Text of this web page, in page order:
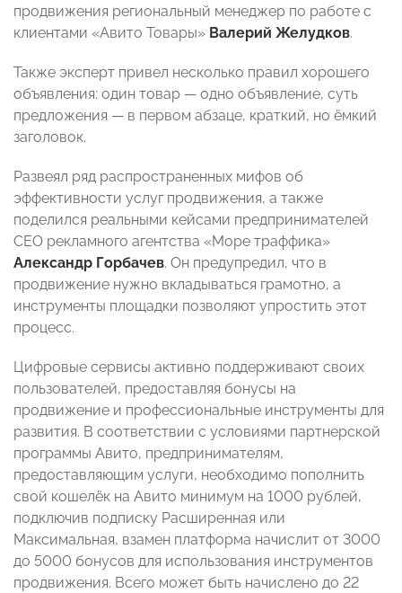
продвижения региональный менеджер по работе с
клиентами «Авито Товары» Валерий Желудков.
Также эксперт привел несколько правил хорошего
объявления: один товар — одно объявление, суть
предложения — в первом абзаце, краткий, но ёмкий
заголовок.
Развеял ряд распространенных мифов об
эффективности услуг продвижения, а также
поделился реальными кейсами предпринимателей
CEO рекламного агентства «Море траффика»
Александр Горбачев. Он предупредил, что в
продвижение нужно вкладываться грамотно, а
инструменты площадки позволяют упростить этот
процесс.
Цифровые сервисы активно поддерживают своих
пользователей, предоставляя бонусы на
продвижение и профессиональные инструменты для
развития. В соответствии с условиями партнерской
программы Авито, предпринимателям,
предоставляющим услуги, необходимо пополнить
свой кошелёк на Авито минимум на 1000 рублей,
подключив подписку Расширенная или
Максимальная, взамен платформа начислит от 3000
до 5000 бонусов для использования инструментов
продвижения. Всего может быть начислено до 22